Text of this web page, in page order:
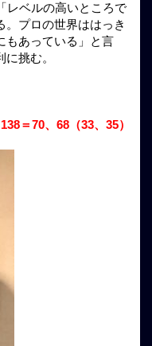
レベルの高いところで
。プロの世界ははっき
もあっている」と言
挑む。
＝70、68（33、35）